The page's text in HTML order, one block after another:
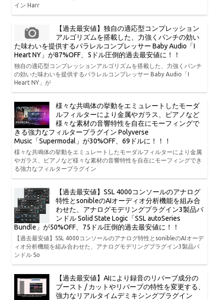
イン Harr
【過去最安値】独自の適応型コンプレッション
アルゴリズムを搭載した、力強くパンチの効い
た味わいを提供するパラレルコンプレッサー Baby Audio「I
Heart NY」が87%OFF、5ドル圧倒的過去最安値に！！
独自の適応型コンプレッションアルゴリズムを搭載した、力強くパンチ
の効いた味わいを提供するパラレルコンプレッサー Baby Audio「I
Heart NY」が
様々な共鳴体の挙動をエミュレートしたモーダ
ルフィルターにより金属やガラス、ピアノなど
様々な素材の音響特性を自在にモーフィングで
きる強力なフィルタープラグイン Polyverse
Music「Supermodal」が30%OFF、69ドルに！！！
様々な共鳴体の挙動をエミュレートしたモーダルフィルターにより金属
やガラス、ピアノなど様々な素材の音響特性を自在にモーフィングでき
る強力なフィルタープラグイン
【過去最安値】SSL 4000コンソールのアナログ
特性とsonibleのAIオーディオ分析機能を組み合
わせた、アナログモデリングプラグイン3製品バ
ンドル Solid State Logic「SSL autoSeries
Bundle」が50%OFF、75ドル圧倒的過去最安値に！！
【過去最安値】SSL 4000コンソールのアナログ特性とsonibleのAIオーデ
ィオ分析機能を組み合わせた、アナログモデリングプラグイン3製品バ
ンドル So
【過去最安値】AIにより録音のリバーブ成分の
ブースト / カットやリバーブの特性を変更する、
強力なリアルタイムデミキシングプラグイン